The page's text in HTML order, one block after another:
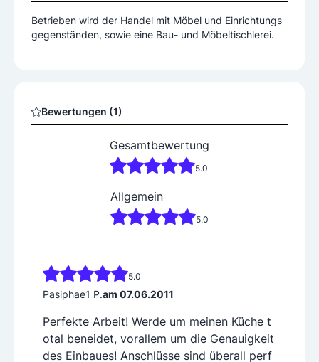
Betrieben wird der Handel mit Möbel und Einrichtungs
gegenständen, sowie eine Bau- und Möbeltischlerei.
Bewertungen (1)
Gesamtbewertung
5.0
Allgemein
5.0
5.0
Pasiphae1 P.am 07.06.2011
Perfekte Arbeit! Werde um meinen Küche t
otal beneidet, vorallem um die Genauigkeit
des Einbaues! Anschlüsse sind überall perf